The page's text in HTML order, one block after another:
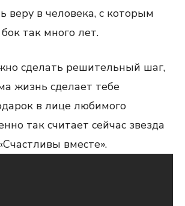
веру в человека, с которым
так много лет.
сделать решительный шаг,
жизнь сделает тебе
в лице любимого
так считает сейчас звезда
вместе».